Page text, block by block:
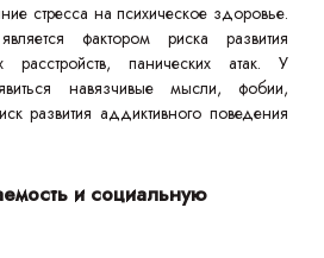
стресса на психическое здоровье.
фактором риска развития
расстройств, панических атак. У
навязчивые мысли, фобии,
развития аддиктивного поведения
и социальную